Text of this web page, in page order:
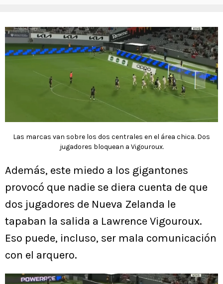
Las marcas van sobre los dos centrales en el área chica. Dos
jugadores bloquean a Vigouroux.
Además, este miedo a los gigantones
provocó que nadie se diera cuenta de que
dos jugadores de Nueva Zelanda le
tapaban la salida a Lawrence Vigouroux.
Eso puede, incluso, ser mala comunicación
con el arquero.